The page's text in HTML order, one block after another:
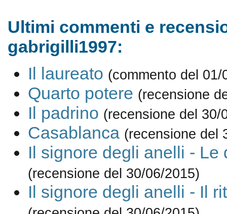
Ultimi commenti e
gabrigilli1997:
Il laureato (commento del 01/
Quarto potere (recensione
Il padrino (recensione del 30/
Casablanca (recensione del
Il signore degli anelli - Le
(recensione del 30/06/2015)
Il signore degli anelli - Il